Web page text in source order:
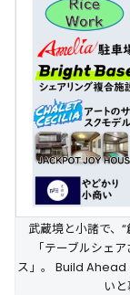
武蔵境と小諸で、
「テーブルシェ
ス」。 Build
い